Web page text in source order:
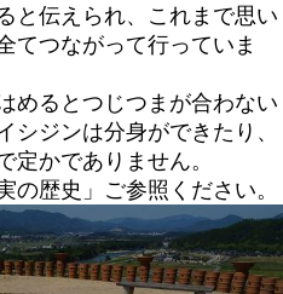
と伝えられ、これまで思い
てつながって行っていま
めるとつじつまが合わない
シジンは分身ができたり、
定かでありません。
の歴史」ご参照ください。